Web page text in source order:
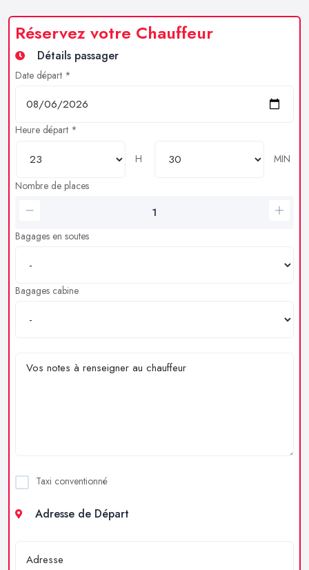
Réservez votre Chauffeur
Détails passager
Date départ *
Heure départ *
H
MIN
Nombre de places
Bagages en soutes
Bagages cabine
Taxi conventionné
Adresse de Départ